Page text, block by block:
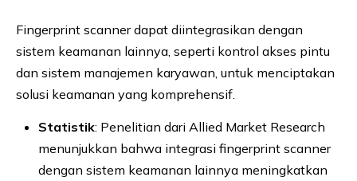
Fingerprint scanner dapat diintegrasikan dengan
sistem keamanan lainnya, seperti kontrol akses pintu
dan sistem manajemen karyawan, untuk menciptakan
solusi keamanan yang komprehensif.
Statistik: Penelitian dari Allied Market Research
menunjukkan bahwa integrasi fingerprint scanner
dengan sistem keamanan lainnya meningkatkan